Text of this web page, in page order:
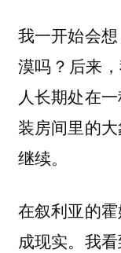
我一开始会
漠吗？后来
人长期处在
装房间里的
继续。
在叙利亚的
成现实。我